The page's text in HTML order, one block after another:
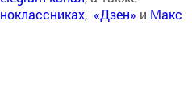
, «Дзен» и Макс